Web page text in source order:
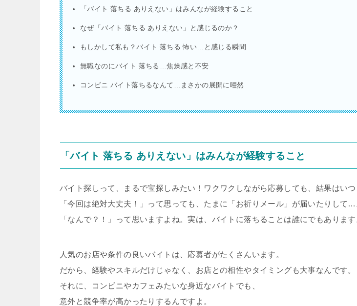
「バイト 落ちる ありえない」はみんなが経験すること
なぜ「バイト 落ちる ありえない」と感じるのか？
もしかして私も？バイト 落ちる 怖い…と感じる瞬間
無職なのにバイト 落ちる…焦燥感と不安
コンビニ バイト落ちるなんて…まさかの展開に唖然
「バイト 落ちる ありえない」はみんなが経験すること
バイト探しって、まるで宝探しみたい！ワクワクしながら応募しても、結果はいつ
「今回は絶対大丈夫！」って思っても、たまに「お祈りメール」が届いたりして…
「なんで？！」って思いますよね。実は、バイトに落ちることは誰にでもあります
人気のお店や条件の良いバイトは、応募者がたくさんいます。
だから、経験やスキルだけじゃなく、お店との相性やタイミングも大事なんです。
それに、コンビニやカフェみたいな身近なバイトでも、
意外と競争率が高かったりするんですよ。